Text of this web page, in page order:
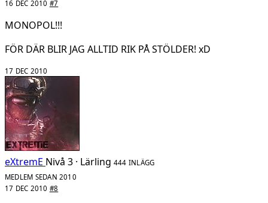
16 DEC 2010 #7
MONOPOL!!!
FÖR DÄR BLIR JAG ALLTID RIK PÅ STÖLDER! xD
17 DEC 2010
eXtremE Nivå 3 · Lärling 444 INLÄGG
MEDLEM SEDAN 2010
17 DEC 2010 #8